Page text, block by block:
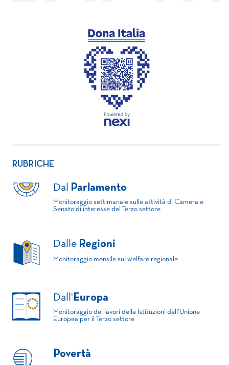
RUBRICHE
Dal Parlamento
Monitoraggio settimanale sulle attività di Camera e
Senato di interesse del Terzo settore
Dalle Regioni
Monitoraggio mensile sul welfare regionale
Dall' Europa
Monitoraggio dei lavori delle Istituzioni dell'Unione
Europea per il Terzo settore
Povertà